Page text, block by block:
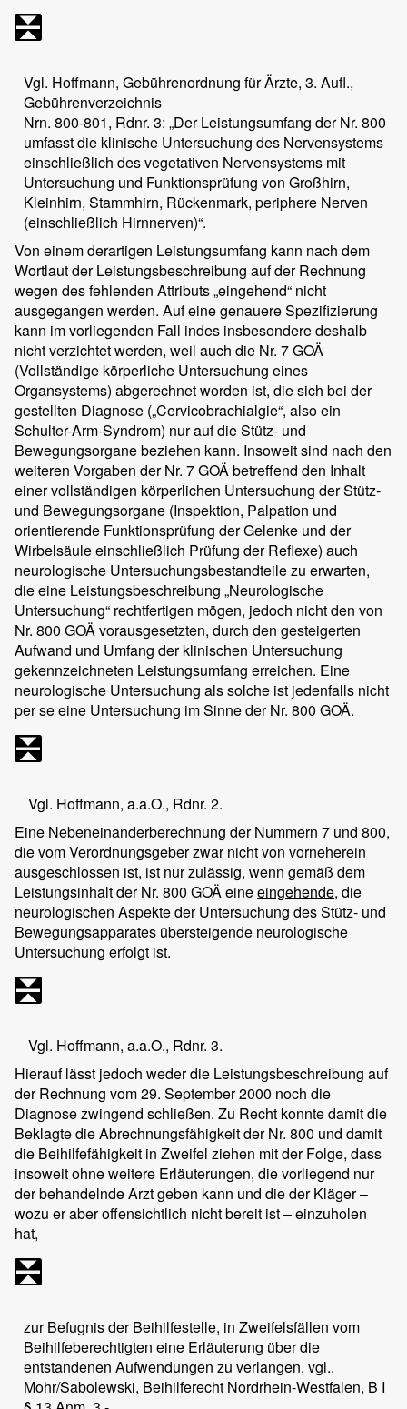
Vgl. Hoffmann, Gebührenordnung für Ärzte, 3. Aufl.,
Gebührenverzeichnis
Nrn. 800-801, Rdnr. 3: „Der Leistungsumfang der Nr. 800
umfasst die klinische Untersuchung des Nervensystems
einschließlich des vegetativen Nervensystems mit
Untersuchung und Funktionsprüfung von Großhirn,
Kleinhirn, Stammhirn, Rückenmark, periphere Nerven
(einschließlich Hirnnerven)“.
Von einem derartigen Leistungsumfang kann nach dem
Wortlaut der Leistungsbeschreibung auf der Rechnung
wegen des fehlenden Attributs „eingehend“ nicht
ausgegangen werden. Auf eine genauere Spezifizierung
kann im vorliegenden Fall indes insbesondere deshalb
nicht verzichtet werden, weil auch die Nr. 7 GOÄ
(Vollständige körperliche Untersuchung eines
Organsystems) abgerechnet worden ist, die sich bei der
gestellten Diagnose („Cervicobrachialgie“, also ein
Schulter-Arm-Syndrom) nur auf die Stütz- und
Bewegungsorgane beziehen kann. Insoweit sind nach den
weiteren Vorgaben der Nr. 7 GOÄ betreffend den Inhalt
einer vollständigen körperlichen Untersuchung der Stütz-
und Bewegungsorgane (Inspektion, Palpation und
orientierende Funktionsprüfung der Gelenke und der
Wirbelsäule einschließlich Prüfung der Reflexe) auch
neurologische Untersuchungsbestandteile zu erwarten,
die eine Leistungsbeschreibung „Neurologische
Untersuchung“ rechtfertigen mögen, jedoch nicht den von
Nr. 800 GOÄ vorausgesetzten, durch den gesteigerten
Aufwand und Umfang der klinischen Untersuchung
gekennzeichneten Leistungsumfang erreichen. Eine
neurologische Untersuchung als solche ist jedenfalls nicht
per se eine Untersuchung im Sinne der Nr. 800 GOÄ.
Vgl. Hoffmann, a.a.O., Rdnr. 2.
Eine Nebeneinanderberechnung der Nummern 7 und 800,
die vom Verordnungsgeber zwar nicht von vorneherein
ausgeschlossen ist, ist nur zulässig, wenn gemäß dem
Leistungsinhalt der Nr. 800 GOÄ eineeingehende, die
neurologischen Aspekte der Untersuchung des Stütz- und
Bewegungsapparates übersteigende neurologische
Untersuchung erfolgt ist.
Vgl. Hoffmann, a.a.O., Rdnr. 3.
Hierauf lässt jedoch weder die Leistungsbeschreibung auf
der Rechnung vom 29. September 2000 noch die
Diagnose zwingend schließen. Zu Recht konnte damit die
Beklagte die Abrechnungsfähigkeit der Nr. 800 und damit
die Beihilfefähigkeit in Zweifel ziehen mit der Folge, dass
insoweit ohne weitere Erläuterungen, die vorliegend nur
der behandelnde Arzt geben kann und die der Kläger –
wozu er aber offensichtlich nicht bereit ist – einzuholen
hat,
zur Befugnis der Beihilfestelle, in Zweifelsfällen vom
Beihilfeberechtigten eine Erläuterung über die
entstandenen Aufwendungen zu verlangen, vgl..
Mohr/Sabolewski, Beihilferecht Nordrhein-Westfalen, B I